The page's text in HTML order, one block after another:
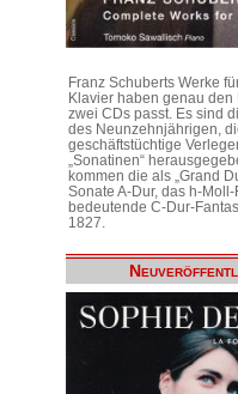
Franz Schuberts Werke
Klavier haben genau den
zwei CDs passt. Es sind
des Neunzehnjährigen,
geschäftstüchtige
„Sonatinen“
kommen die als „Grand
Sonate A-Dur, das h-
bedeutende C-Dur-
1827.